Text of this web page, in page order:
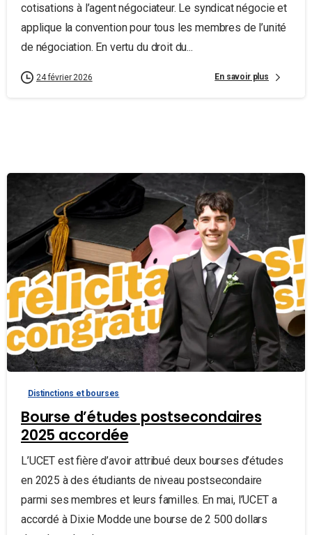
cotisations à l’agent négociateur. Le syndicat négocie et
applique la convention pour tous les membres de l’unité
de négociation. En vertu du droit du...
24 février 2026 En savoir plus
Distinctions et bourses
Bourse d’études postsecondaires
2025 accordée
L’UCET est fière d’avoir attribué deux bourses d’études
en 2025 à des étudiants de niveau postsecondaire
parmi ses membres et leurs familles. En mai, l’UCET a
accordé à Dixie Modde une bourse de 2 500 dollars